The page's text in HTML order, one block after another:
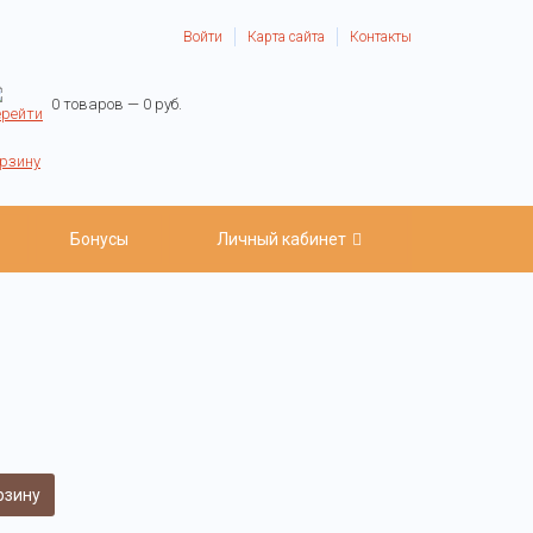
Войти Карта сайта Контакты
0 товаров — 0 руб.
Бонусы Личный кабинет